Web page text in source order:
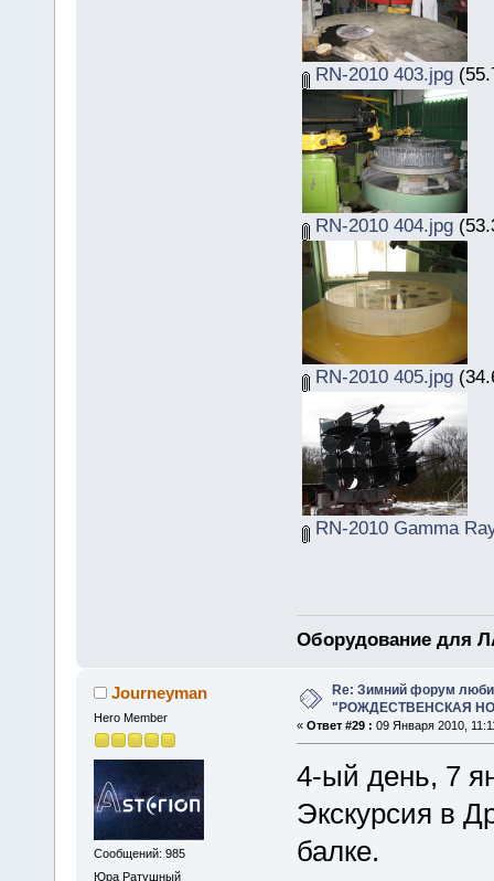
RN-2010 403.jpg
RN-2010 404.jpg
RN-2010 405.jpg
RN-2010 Gamma
Оборудование для
Journeyman
Hero Member
Сообщений: 985
Юра Ратушный
Re: Зимний форум
"РОЖДЕСТВЕНСКАЯ
« Ответ #29 : 09 Января 2010,
4-ый день, 7
Экскурсия в
балке.